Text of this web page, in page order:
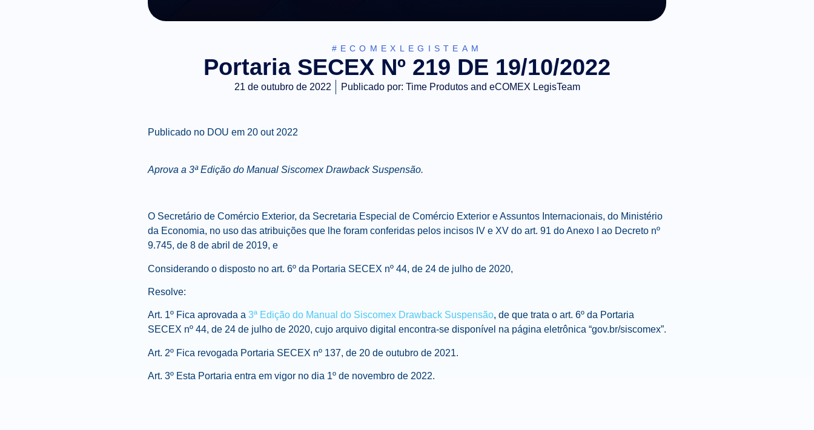
#ECOMEXLEGISTEAM
Portaria SECEX Nº 219 DE 19/10/2022
21 de outubro de 2022 Publicado por: Time Produtos and eCOMEX LegisTeam
Publicado no DOU em 20 out 2022
Aprova a 3ª Edição do Manual Siscomex Drawback Suspensão.
O Secretário de Comércio Exterior, da Secretaria Especial de Comércio Exterior e Assuntos Internacionais, do Ministério
da Economia, no uso das atribuições que lhe foram conferidas pelos incisos IV e XV do art. 91 do Anexo I ao Decreto nº
9.745, de 8 de abril de 2019, e
Considerando o disposto no art. 6º da Portaria SECEX nº 44, de 24 de julho de 2020,
Resolve:
Art. 1º Fica aprovada a 3ª Edição do Manual do Siscomex Drawback Suspensão, de que trata o art. 6º da Portaria
SECEX nº 44, de 24 de julho de 2020, cujo arquivo digital encontra-se disponível na página eletrônica “gov.br/siscomex”.
Art. 2º Fica revogada Portaria SECEX nº 137, de 20 de outubro de 2021.
Art. 3º Esta Portaria entra em vigor no dia 1º de novembro de 2022.